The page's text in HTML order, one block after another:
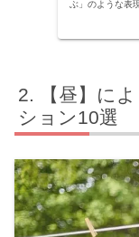
ぶ」のような表
【昼】に
ション10選